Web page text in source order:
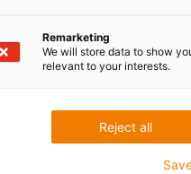
Lob & Kritik
Remarketing
We will store data to show
relevant to your interests.
Reject all